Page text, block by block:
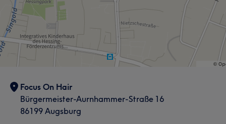
Focus On Hair
Bürgermeister-Aurnhammer-Straße 16
86199 Augsburg